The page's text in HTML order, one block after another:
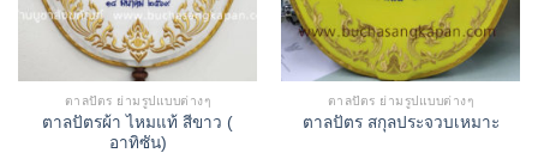
ตาลปัตร ย่ามรูปแบบต่างๆ
ตาลปัตรผ้า ไหมแท้ สีขาว (
อาทิซัน)
ตาลปัตร ย่ามรูปแบบต่างๆ
ตาลปัตร สกุลประจวบเหมาะ